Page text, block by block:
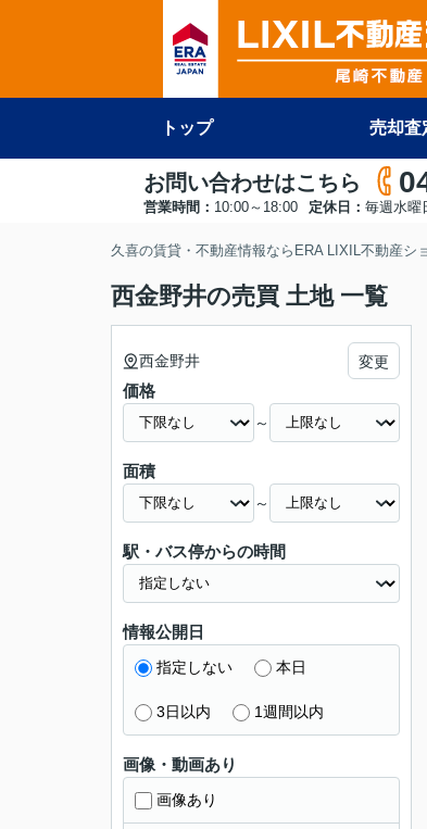
トップ 売却査
お問い合わせはこちら
営業時間： 10:00～18:00 定休日： 毎週水曜
久喜の賃貸・不動産情報ならERA LIXIL不動産シ
西金野井の売買 土地 一覧
西金野井 変更
価格
～
面積
～
駅・バス停からの時間
情報公開日
指定しない 本日
3日以内 1週間以内
画像・動画あり
画像あり